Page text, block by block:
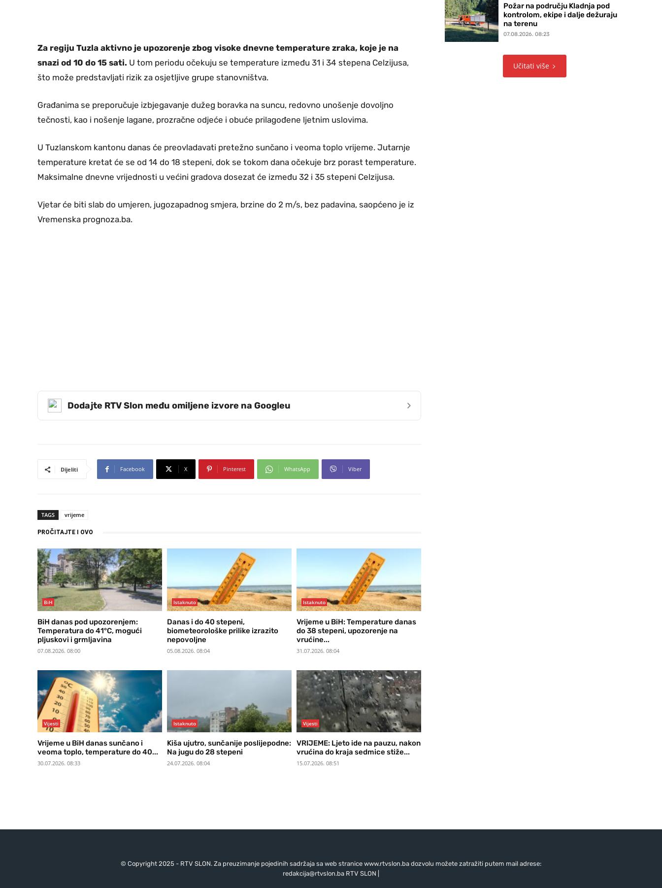
Za regiju Tuzla aktivno je upozorenje zbog visoke dnevne temperature zraka, koje je na
snazi od 10 do 15 sati. U tom periodu očekuju se temperature između 31 i 34 stepena Celzijusa,
što može predstavljati rizik za osjetljive grupe stanovništva.
Građanima se preporučuje izbjegavanje dužeg boravka na suncu, redovno unošenje dovoljno
tečnosti, kao i nošenje lagane, prozračne odjeće i obuće prilagođene ljetnim uslovima.
U Tuzlanskom kantonu danas će preovladavati pretežno sunčano i veoma toplo vrijeme. Jutarnje
temperature kretat će se od 14 do 18 stepeni, dok se tokom dana očekuje brz porast temperature.
Maksimalne dnevne vrijednosti u većini gradova dosezat će između 32 i 35 stepeni Celzijusa.
Vjetar će biti slab do umjeren, jugozapadnog smjera, brzine do 2 m/s, bez padavina, saopćeno je iz
Vremenska prognoza.ba.
Dodajte RTV Slon među omiljene izvore na Googleu ›
Dijeliti Facebook X Pinterest WhatsApp Viber
TAGS vrijeme
PROČITAJTE I OVO
BiH
BiH danas pod upozorenjem:
Temperatura do 41°C, mogući
pljuskovi i grmljavina
07.08.2026. 08:00
Istaknuto
Danas i do 40 stepeni,
biometeorološke prilike izrazito
nepovoljne
05.08.2026. 08:04
Istaknuto
Vrijeme u BiH: Temperature danas
do 38 stepeni, upozorenje na
vrućine...
31.07.2026. 08:04
Vijesti
Vrijeme u BiH danas sunčano i
veoma toplo, temperature do 40...
30.07.2026. 08:33
Istaknuto
Kiša ujutro, sunčanije poslijepodne:
Na jugu do 28 stepeni
24.07.2026. 08:04
Vijesti
VRIJEME: Ljeto ide na pauzu, nakon
vrućina do kraja sedmice stiže...
15.07.2026. 08:51
Požar na području Kladnja pod
kontrolom, ekipe i dalje dežuraju
na terenu
07.08.2026. 08:23
Učitati više
© Copyright 2025 - RTV SLON. Za preuzimanje pojedinih sadržaja sa web stranice www.rtvslon.ba dozvolu možete zatražiti putem mail adrese:
redakcija@rtvslon.baRTV SLON |